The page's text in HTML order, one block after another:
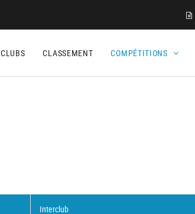
CLUBS CLASSEMENT COMPÉTITIONS
Interclub